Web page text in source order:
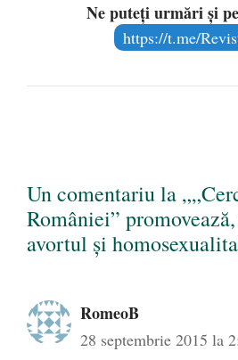
Ne puteți urmări și
https://t.me/
Un comentariu la
României”
avortul și
RomeoB
28 septembrie 2015 la